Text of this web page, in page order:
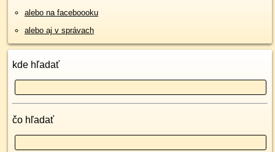
alebo na faceboooku
alebo aj v správach
kde hľadať
čo hľadať